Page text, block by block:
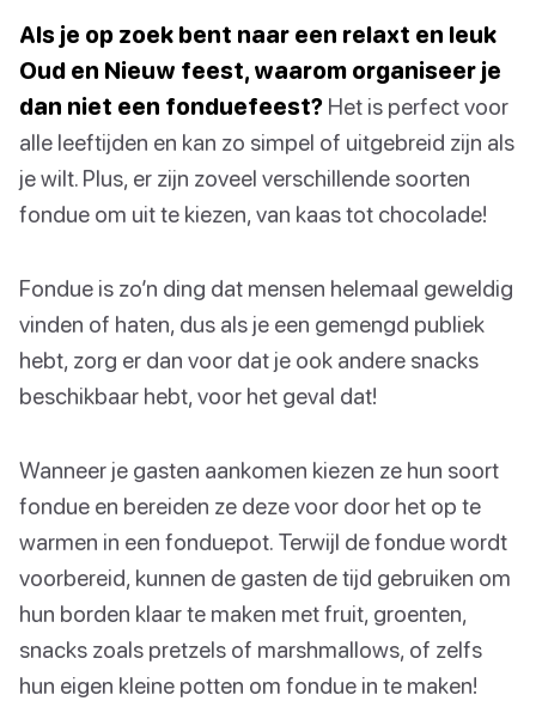
Als je op zoek bent naar een relaxt en leuk
Oud en Nieuw feest, waarom organiseer je
dan niet een fonduefeest? Het is perfect voor
alle leeftijden en kan zo simpel of uitgebreid zijn als
je wilt. Plus, er zijn zoveel verschillende soorten
fondue om uit te kiezen, van kaas tot chocolade!
Fondue is zo’n ding dat mensen helemaal geweldig
vinden of haten, dus als je een gemengd publiek
hebt, zorg er dan voor dat je ook andere snacks
beschikbaar hebt, voor het geval dat!
Wanneer je gasten aankomen kiezen ze hun soort
fondue en bereiden ze deze voor door het op te
warmen in een fonduepot. Terwijl de fondue wordt
voorbereid, kunnen de gasten de tijd gebruiken om
hun borden klaar te maken met fruit, groenten,
snacks zoals pretzels of marshmallows, of zelfs
hun eigen kleine potten om fondue in te maken!